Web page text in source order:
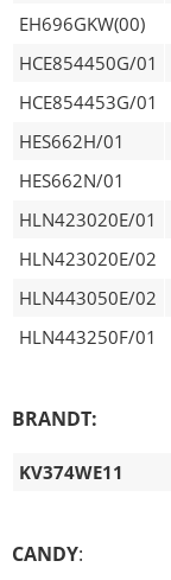
EH696GKW(00)
HCE854450G/01
HCE854453G/01
HES662H/01
HES662N/01
HLN423020E/01
HLN423020E/02
HLN443050E/02
HLN443250F/01
BRANDT:
KV374WE11
CANDY: